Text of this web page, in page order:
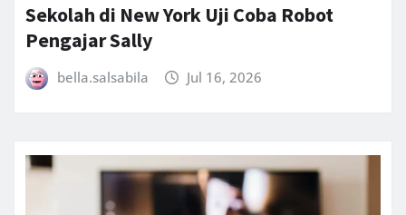
Sekolah di New York Uji Coba Robot
Pengajar Sally
bella.salsabila Jul 16, 2026